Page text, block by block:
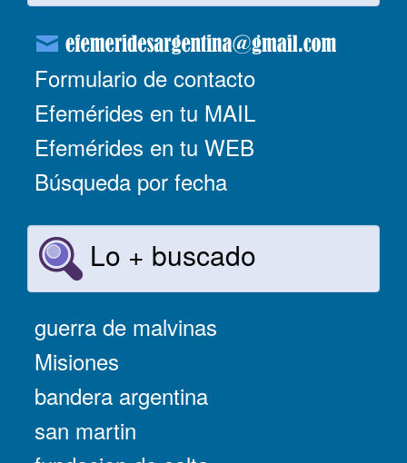
Formulario de contacto
Efemérides en tu MAIL
Efemérides en tu WEB
Búsqueda por fecha
Lo + buscado
guerra de malvinas
Misiones
bandera argentina
san martin